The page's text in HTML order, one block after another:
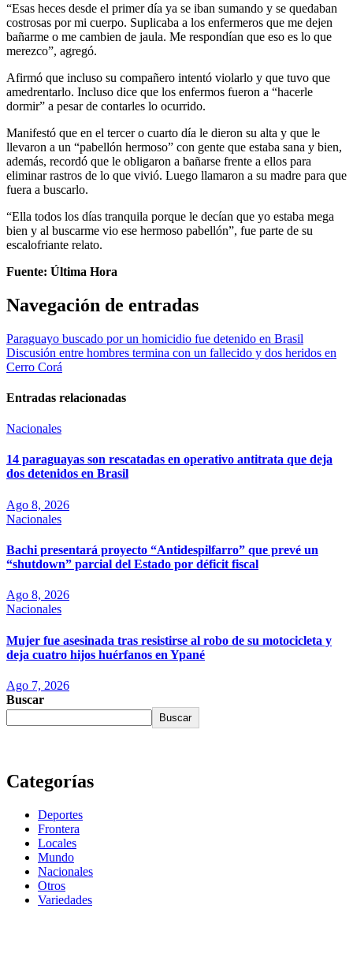
“Esas heces desde el primer día ya se iban sumando y se quedaban
costrosas por mi cuerpo. Suplicaba a los enfermeros que me dejen
bañarme o me cambien de jaula. Me respondían que eso es lo que
merezco”, agregó.
Afirmó que incluso su compañero intentó violarlo y que tuvo que
amedrentarlo. Incluso dice que los enfermos fueron a “hacerle
dormir” a pesar de contarles lo ocurrido.
Manifestó que en el tercer o cuarto día le dieron su alta y que le
llevaron a un “pabellón hermoso” con gente que estaba sana y bien,
además, recordó que le obligaron a bañarse frente a ellos para
eliminar rastros de lo que vivió. Luego llamaron a su madre para que
fuera a buscarlo.
“Ella todos los días tranquila porque le decían que yo estaba mega
bien y al buscarme vio ese hermoso pabellón”, fue parte de su
escalofriante relato.
Fuente: Última Hora
Navegación de entradas
Paraguayo buscado por un homicidio fue detenido en Brasil
Discusión entre hombres termina con un fallecido y dos heridos en
Cerro Corá
Entradas relacionadas
Nacionales
14 paraguayas son rescatadas en operativo antitrata que deja
dos detenidos en Brasil
Ago 8, 2026
Nacionales
Bachi presentará proyecto “Antidespilfarro” que prevé un
“shutdown” parcial del Estado por déficit fiscal
Ago 8, 2026
Nacionales
Mujer fue asesinada tras resistirse al robo de su motocicleta y
deja cuatro hijos huérfanos en Ypané
Ago 7, 2026
Buscar
Buscar
Categorías
Deportes
Frontera
Locales
Mundo
Nacionales
Otros
Variedades